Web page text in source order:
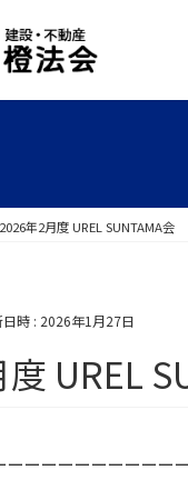
2026年2月度 UREL SUNTAMA会
時 : 2026年1月27日
UREL
ーーーーーーーーー